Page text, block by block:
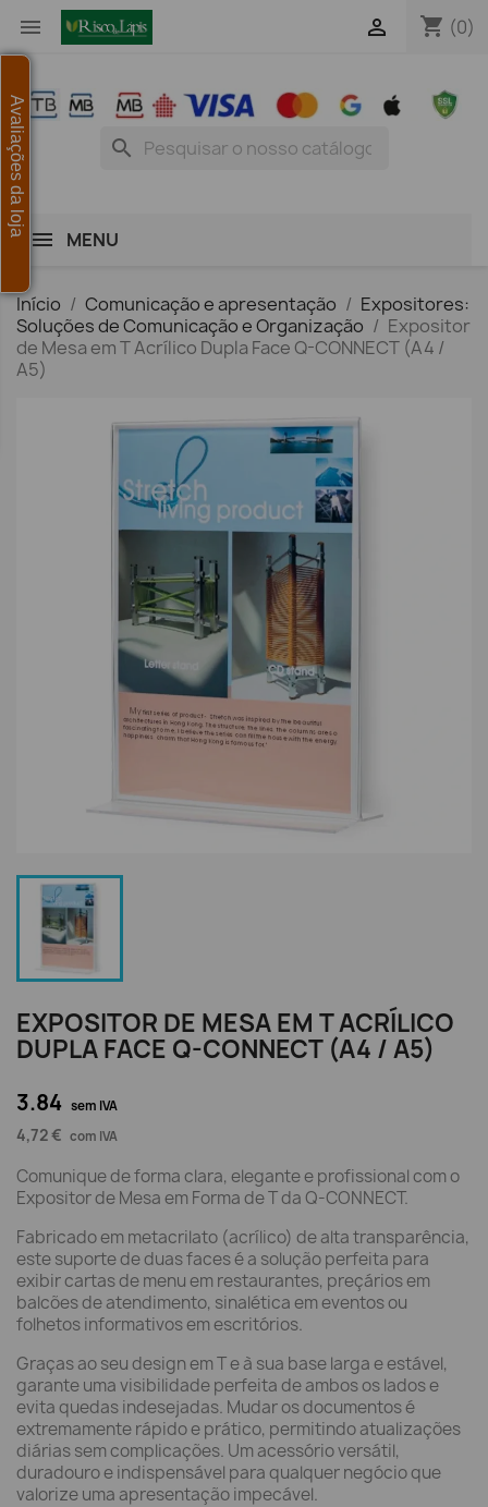
 shopping_cart (0)

search
MENU
Início Comunicação e apresentação
Expositores:
Soluções de Comunicação e Organização
Expositor
de Mesa em T Acrílico Dupla Face Q-CONNECT (A4 /
A5)
EXPOSITOR DE MESA EM T ACRÍLICO
DUPLA FACE Q-CONNECT (A4 / A5)
3.84 sem IVA
4,72 € com IVA
Comunique de forma clara, elegante e profissional com o
Expositor de Mesa em Forma de T da Q-CONNECT.
Fabricado em metacrilato (acrílico) de alta transparência,
este suporte de duas faces é a solução perfeita para
exibir cartas de menu em restaurantes, preçários em
balcões de atendimento, sinalética em eventos ou
folhetos informativos em escritórios.
Graças ao seu design em T e à sua base larga e estável,
garante uma visibilidade perfeita de ambos os lados e
evita quedas indesejadas. Mudar os documentos é
extremamente rápido e prático, permitindo atualizações
diárias sem complicações. Um acessório versátil,
duradouro e indispensável para qualquer negócio que
valorize uma apresentação impecável.
Avaliações da loja